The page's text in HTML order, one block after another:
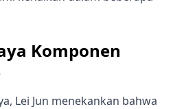
Komponen
Lei Jun menekankan bahwa